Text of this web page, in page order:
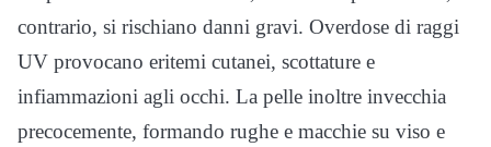
contrario, si rischiano danni gravi. Overdose di raggi
UV provocano eritemi cutanei, scottature e
infiammazioni agli occhi. La pelle inoltre invecchia
precocemente, formando rughe e macchie su viso e